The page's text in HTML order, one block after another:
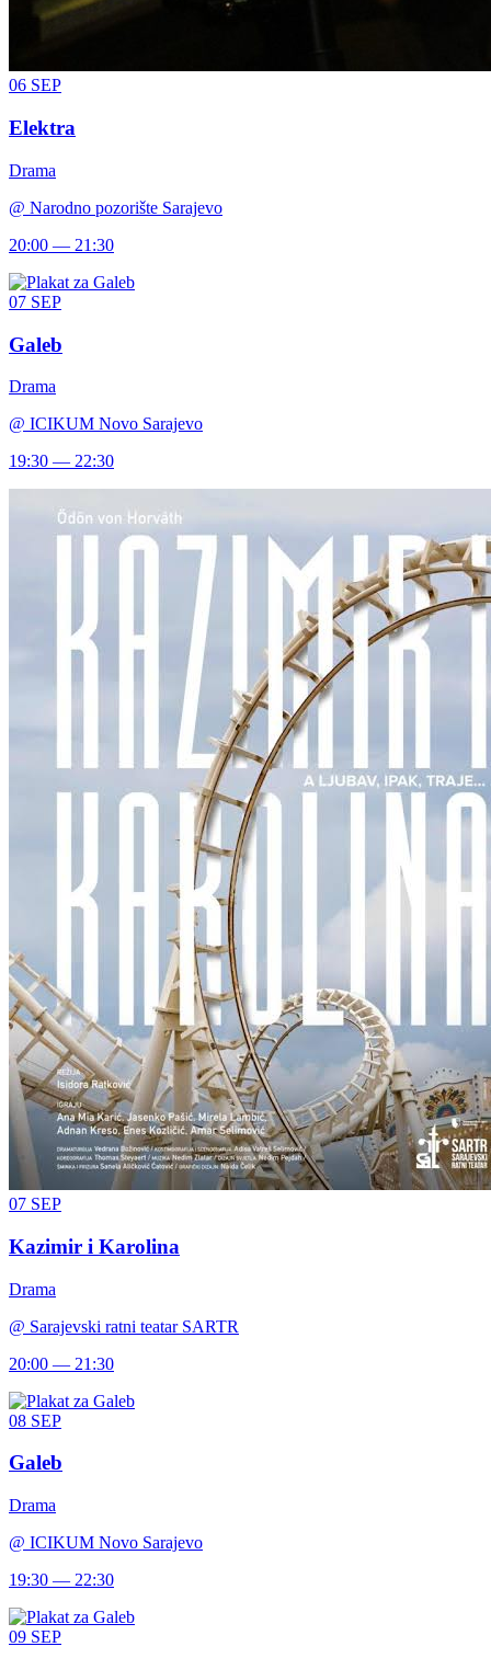
06 SEP
Elektra
Drama
@ Narodno pozorište Sarajevo
20:00 — 21:30
07 SEP
Galeb
Drama
@ ICIKUM Novo Sarajevo
19:30 — 22:30
07 SEP
Kazimir i Karolina
Drama
@ Sarajevski ratni teatar SARTR
20:00 — 21:30
08 SEP
Galeb
Drama
@ ICIKUM Novo Sarajevo
19:30 — 22:30
09 SEP